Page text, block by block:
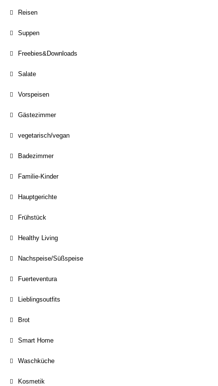
Reisen
Suppen
Freebies&Downloads
Salate
Vorspeisen
Gästezimmer
vegetarisch/vegan
Badezimmer
Familie-Kinder
Hauptgerichte
Frühstück
Healthy Living
Nachspeise/Süßspeise
Fuerteventura
Lieblingsoutfits
Brot
Smart Home
Waschküche
Kosmetik